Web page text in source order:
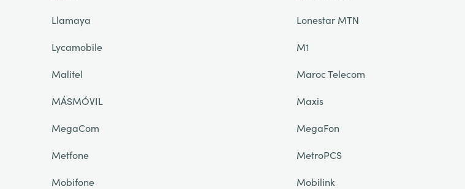
Llamaya
Lonestar MTN
Lycamobile
M1
Malitel
Maroc Telecom
MÁSMÓVIL
Maxis
MegaCom
MegaFon
Metfone
MetroPCS
Mobifone
Mobilink